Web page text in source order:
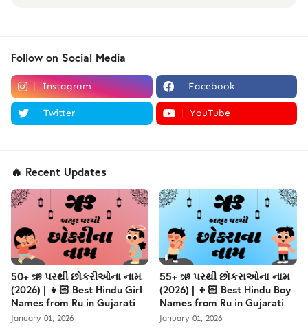
Follow on Social Media
Instagram Facebook
Twitter YouTube
🔥 Recent Updates
50+ ઋ પરથી છોકરીઓના નામ
(2026) | 👧🏻 Best Hindu Girl
Names from Ru in Gujarati
January 01, 2026
55+ ઋ પરથી છોકરાઓના નામ
(2026) | 👦🏻 Best Hindu Boy
Names from Ru in Gujarati
January 01, 2026